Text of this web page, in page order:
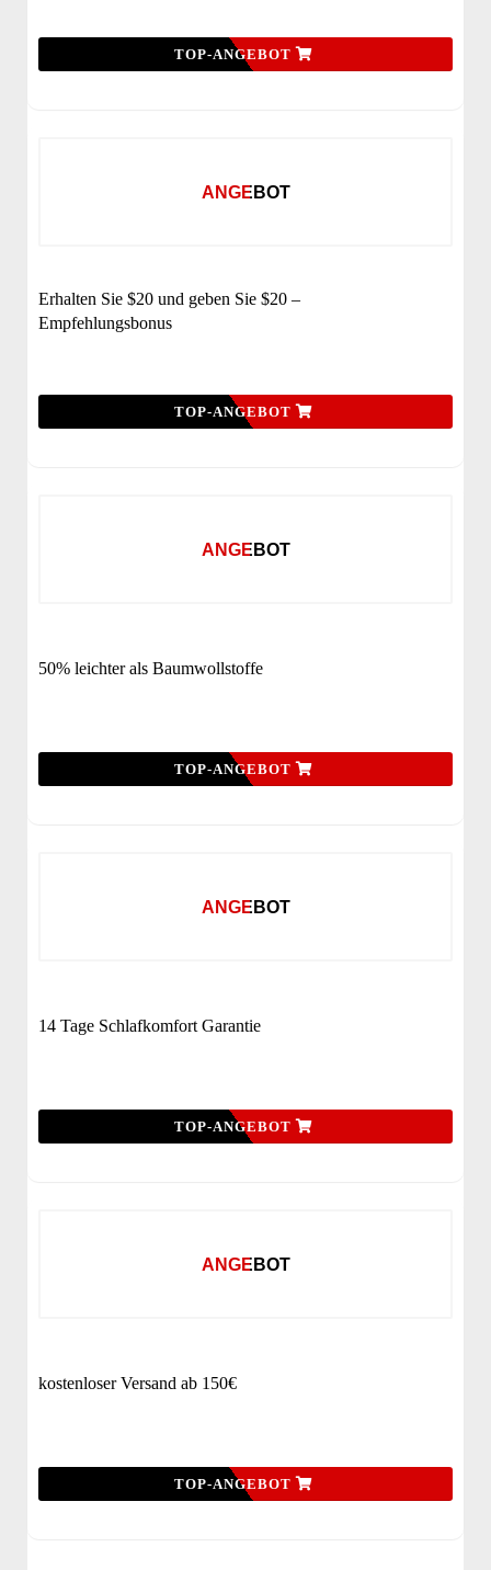
TOP-ANGEBOT
ANGEBOT
Erhalten Sie $20 und geben Sie $20 –
Empfehlungsbonus
TOP-ANGEBOT
ANGEBOT
50% leichter als Baumwollstoffe
TOP-ANGEBOT
ANGEBOT
14 Tage Schlafkomfort Garantie
TOP-ANGEBOT
ANGEBOT
kostenloser Versand ab 150€
TOP-ANGEBOT